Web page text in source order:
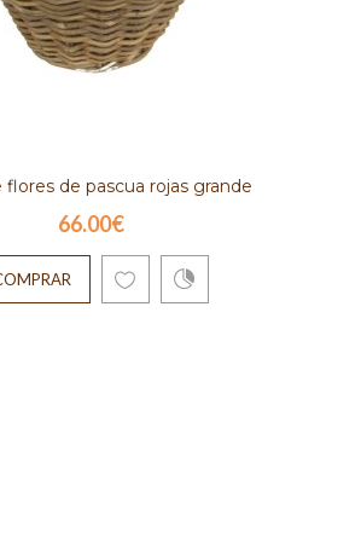
flores de pascua rojas grande
66.00€